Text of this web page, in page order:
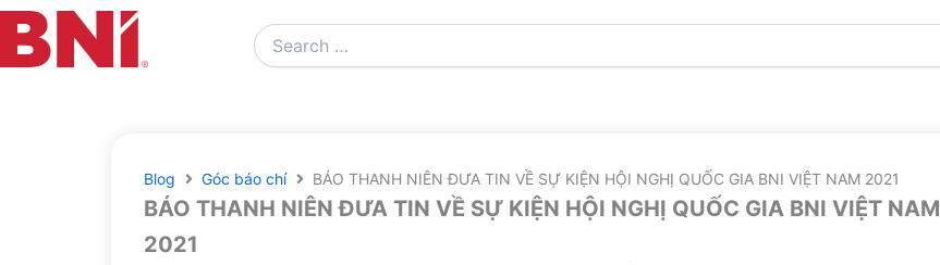
Search
…
Blog Góc báo chí BÁO THANH NIÊN ĐƯA TIN VỀ SỰ KIỆN HỘI NGHỊ QUỐC GIA BNI VIỆT NAM 2021
BÁO THANH NIÊN ĐƯA TIN VỀ SỰ KIỆN HỘI NGHỊ QUỐC GIA BNI VIỆT NAM
2021